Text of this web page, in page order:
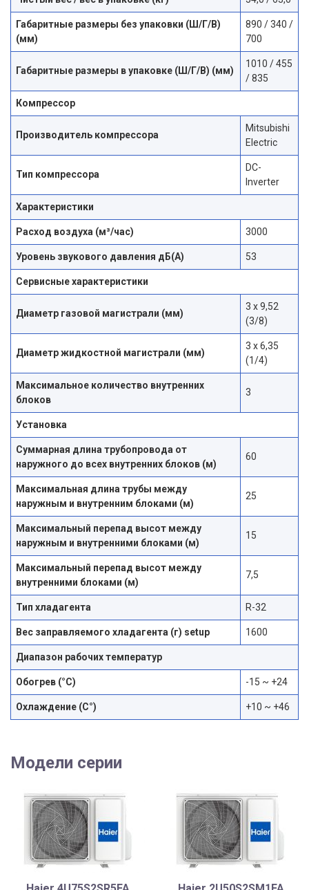
Габаритные размеры без упаковки (Ш/Г/В)
(мм)
890 / 340 /
700
Габаритные размеры в упаковке (Ш/Г/В) (мм)
1010 / 455
/ 835
Компрессор
Производитель компрессора
Mitsubishi
Electric
Тип компрессора
DC-
Inverter
Характеристики
Расход воздуха (м³/час) 3000
Уровень звукового давления дБ(А) 53
Сервисные характеристики
Диаметр газовой магистрали (мм)
3 х 9,52
(3/8)
Диаметр жидкостной магистрали (мм)
3 х 6,35
(1/4)
Максимальное количество внутренних
блоков
3
Установка
Суммарная длина трубопровода от
наружного до всех внутренних блоков (м)
60
Максимальная длина трубы между
наружным и внутренним блоками (м)
25
Максимальный перепад высот между
наружным и внутренними блоками (м)
15
Максимальный перепад высот между
внутренними блоками (м)
7,5
Тип хладагента R-32
Вес заправляемого хладагента (г) setup 1600
Диапазон рабочих температур
Обогрев (°С) -15 ~ +24
Охлаждение (С°) +10 ~ +46
Модели серии